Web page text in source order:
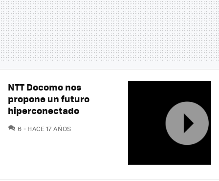
NTT Docomo nos
propone un futuro
hiperconectado
6 COMENTARIOS
HACE 17 AÑOS